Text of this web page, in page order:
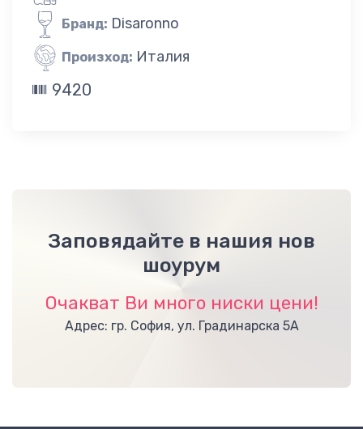
Бранд: Disaronno
Произход: Италия
9420
Заповядайте в нашия нов
шоурум
Очакват Ви много ниски цени!
Адрес: гр. София, ул. Градинарска 5А